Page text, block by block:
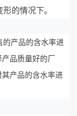
的情况下。
的产品的含水率进
品质量好的厂
产品的含水率进